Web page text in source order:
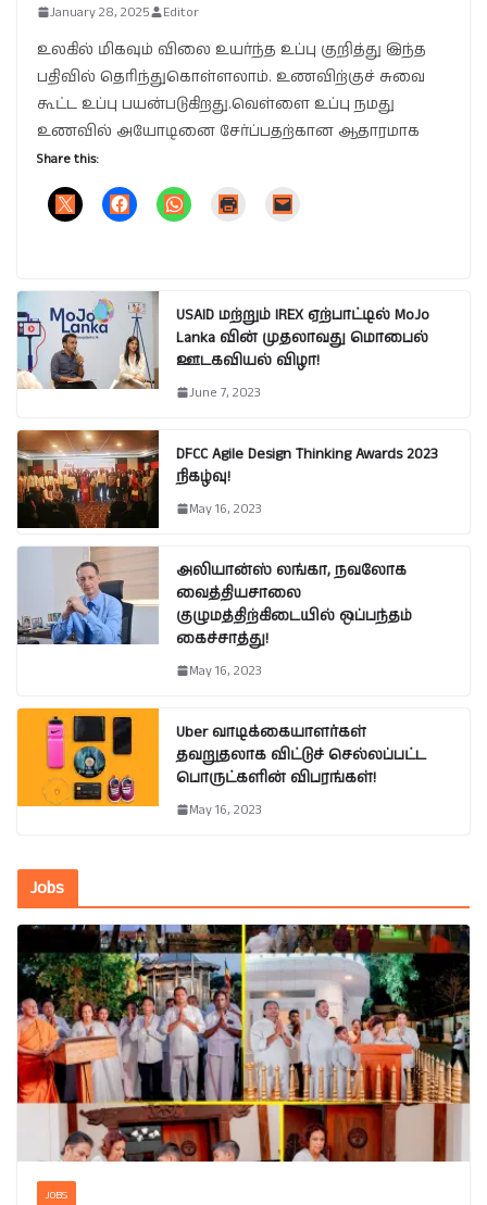
January 28, 2025 Editor
உலகில் மிகவும் விலை உயர்ந்த உப்பு குறித்து இந்த
பதிவில் தெரிந்துகொள்ளலாம். உணவிற்குச் சுவை
கூட்ட உப்பு பயன்படுகிறது.வெள்ளை உப்பு நமது
உணவில் அயோடினை சேர்ப்பதற்கான ஆதாரமாக
Share this:
USAID மற்றும் IREX ஏற்பாட்டில் MoJo
Lanka வின் முதலாவது மொபைல்
ஊடகவியல் விழா!
June 7, 2023
DFCC Agile Design Thinking Awards 2023
நிகழ்வு!
May 16, 2023
அலியான்ஸ் லங்கா, நவலோக
வைத்தியசாலை
குழுமத்திற்கிடையில் ஒப்பந்தம்
கைச்சாத்து!
May 16, 2023
Uber வாடிக்கையாளர்கள்
தவறுதலாக விட்டுச் செல்லப்பட்ட
பொருட்களின் விபரங்கள்!
May 16, 2023
Jobs
JOBS